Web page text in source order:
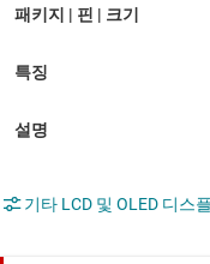
기타 LCD 및 OLED 디스